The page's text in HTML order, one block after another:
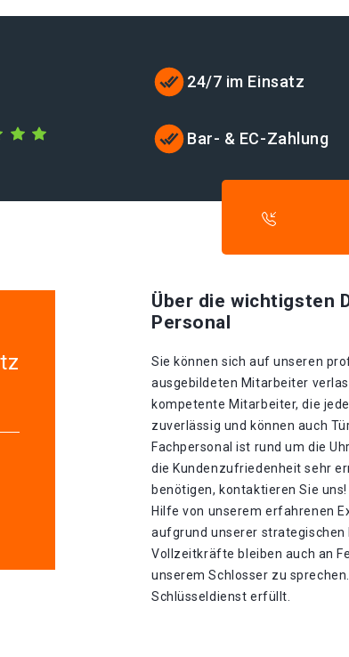
24/7 im Einsatz
Bar- & EC-Zahlung
Über die wichtigsten
Personal
Sie können sich auf unseren
ausgebildeten Mitarbeiter
kompetente Mitarbeiter, die
zuverlässig und können auch
Fachpersonal ist rund um die
die Kundenzufriedenheit sehr
benötigen, kontaktieren Sie
Hilfe von unserem erfahrenen
aufgrund unserer strategischen
Vollzeitkräfte bleiben auch an
unserem Schlosser zu
Schlüsseldienst erfüllt.